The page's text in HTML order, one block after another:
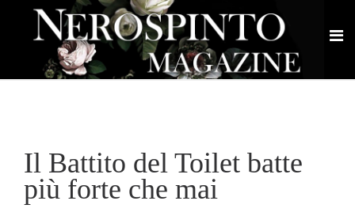
Il Battito del Toilet batte
più forte che mai